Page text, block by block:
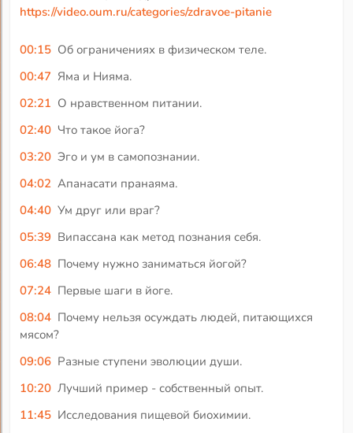
https://video.oum.ru/categories/zdravoe-pitanie
00:15 Об ограничениях в физическом теле.
00:47 Яма и Нияма.
02:21 О нравственном питании.
02:40 Что такое йога?
03:20 Эго и ум в самопознании.
04:02 Апанасати пранаяма.
04:40 Ум друг или враг?
05:39 Випассана как метод познания себя.
06:48 Почему нужно заниматься йогой?
07:24 Первые шаги в йоге.
08:04 Почему нельзя осуждать людей, питающихся
мясом?
09:06 Разные ступени эволюции души.
10:20 Лучший пример - собственный опыт.
11:45 Исследования пищевой биохимии.